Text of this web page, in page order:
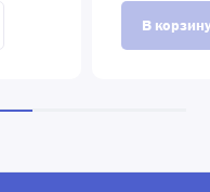
В корзину